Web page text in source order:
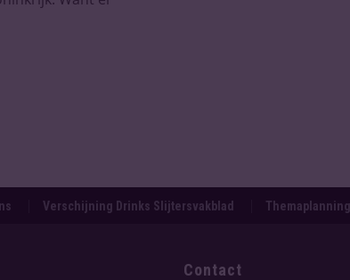
Verschijning Drinks Slijtersvakblad Themaplanning
Contact